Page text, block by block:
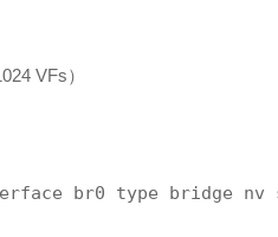
VFs）
br0 type bridge